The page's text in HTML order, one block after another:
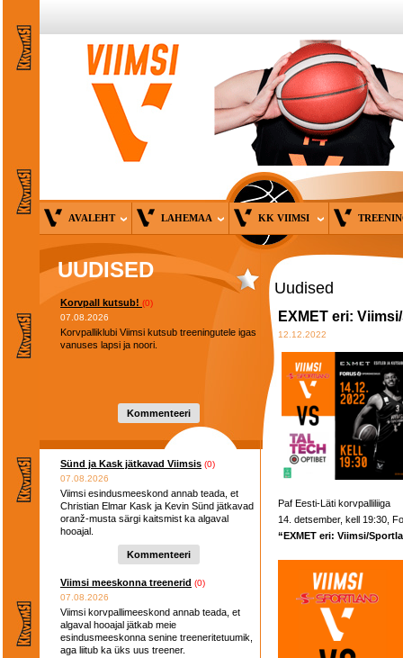
AVALEHT LAHEMAA KK VIIMSI
UUDISED
Korvpall kutsub! (0)
07.08.2026
Korvpalliklubi Viimsi kutsub treeningutele igas
vanuses lapsi ja noori.
Kommenteeri
Sünd ja Kask jätkavad Viimsis (0)
07.08.2026
Viimsi esindusmeeskond annab teada, et
Christian Elmar Kask ja Kevin Sünd jätkavad
oranž-musta särgi kaitsmist ka algaval
hooajal.
Kommenteeri
Viimsi meeskonna treenerid (0)
07.08.2026
Viimsi korvpallimeeskond annab teada, et
algaval hooajal jätkab meie
esindusmeeskonna senine treeneritetuumik,
aga liitub ka üks uus treener.
Uudised
EXMET eri:
12.12.2022
Paf Eesti-Läti korvpalliliiga
14. detsember, kell 19:30,
“EXMET eri: Viimsi/